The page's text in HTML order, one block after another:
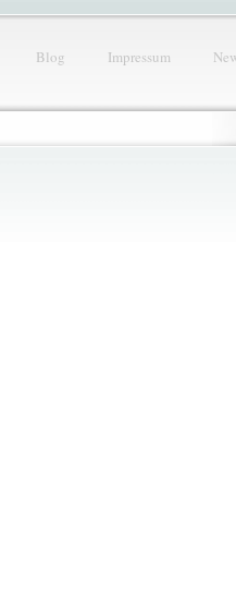
Blog Impressum